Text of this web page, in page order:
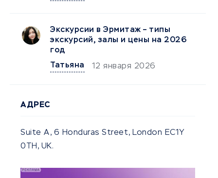
Экскурсии в Эрмитаж – типы
экскурсий, залы и цены на 2026
год
Татьяна
12 января 2026
АДРЕС
Suite A, 6 Honduras Street, London EC1Y
0TH, UK.